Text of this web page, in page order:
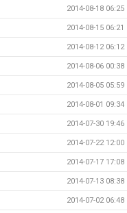
2014-08-18 06:25
2014-08-15 06:21
2014-08-12 06:12
2014-08-06 00:38
2014-08-05 05:59
2014-08-01 09:34
2014-07-30 19:46
2014-07-22 12:00
2014-07-17 17:08
2014-07-13 08:38
2014-07-02 06:48